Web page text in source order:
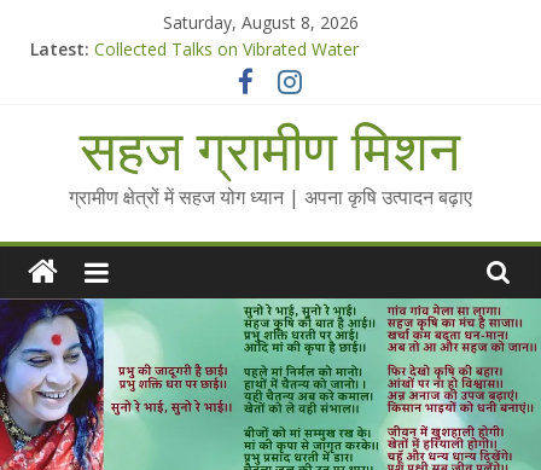
Saturday, August 8, 2026
Latest: Collected Talks on Vibrated Water
सहज कृषि प्रचार-प्रसार किट
Standee Designs @ 2025 for Sahaj Krishi Promotions
Chalo Gaon Ki Or Abhiyaan - 2025-26
सहज ग्रामीण मिशन
ग्रामीण क्षेत्रों में सहज योग ध्यान | अपना कृषि उत्पादन बढ़ाए